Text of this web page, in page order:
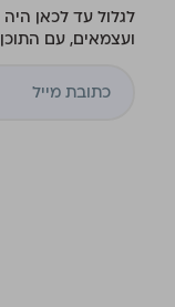
לגלול עד לכאן
ועצמאים, עם